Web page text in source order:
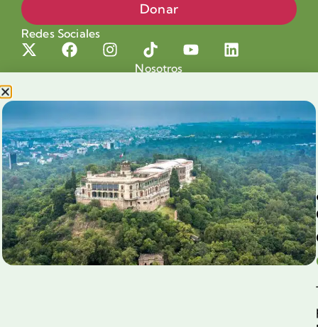
Donar
Redes Sociales
Nosotros
Nuestra Causa
Productos con Causa
Blog
Voluntariado Chapultepec
Aliados
Legales
Prensa